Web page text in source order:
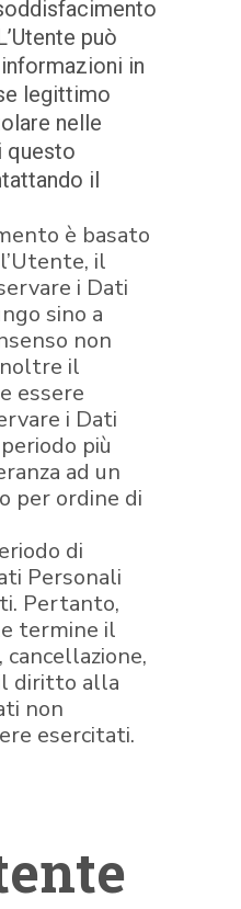
può
in
legittimo
nelle
questo
il
è basato
il
i Dati
sino a
non
il
essere
i Dati
più
ad un
per ordine di
di
Personali
Pertanto,
termine il
diritto alla
non
esercitati.